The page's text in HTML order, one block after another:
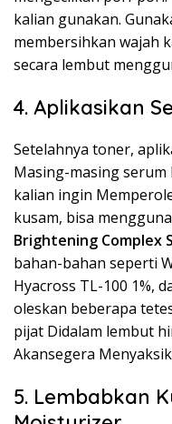
kalian gunakan.
membersihkan wajah
secara lembut
4. Aplikasikan
Setelahnya toner,
Masing-masing serum
kalian ingin
kusam, bisa
Brightening Complex
bahan-bahan seperti
Hyacross TL-100 1%,
oleskan beberapa
pijat Didalam lembut
Akansegera
5. Lembabkan